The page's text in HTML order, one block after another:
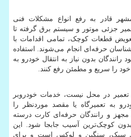
قادر به رفع انواع مشکلات فنی
جزئی موتور و سیستم برق گرفته تا
قطعات کوچک، تمامی اقدامات با
حرفه‌ای انجام می‌شوند. استفاده
بدون نیاز به انتقال خودرو به
را سریع و مطمئن رفع کنند.
در محل نیست، خدمات خودروبر
به تعمیرگاه یا مقصد موردنظر را
و رانندگان حرفه‌ای کارت درسته
کوچک‌ترین آسیب جابجا شود. این
سبک، سنگین و لوکس است و برای